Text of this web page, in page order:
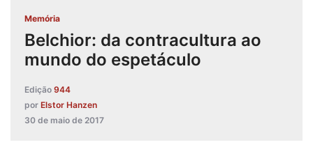
Memória
Belchior: da contracultura ao
mundo do espetáculo
Edição 944
por Elstor Hanzen
30 de maio de 2017